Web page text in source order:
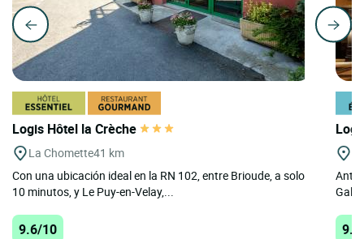
Logis Hôtel la Crèche
La Chomette41 km
Con una ubicación ideal en la RN 102, entre Brioude, a solo
10 minutos, y Le Puy-en-Velay,...
9.6/10